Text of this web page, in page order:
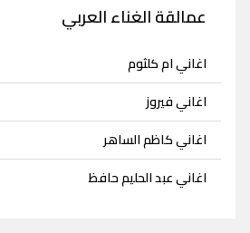
عمالقة الغناء العربي
اغاني ام كلثوم
اغاني فيروز
اغاني كاظم الساهر
اغاني عبد الحليم حافظ